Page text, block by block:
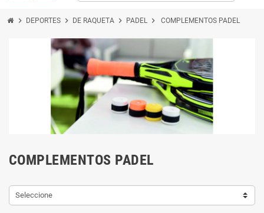
chevron_right DEPORTES chevron_right DE RAQUETA chevron_right PADEL chevron_right COMPLEMENTOS PADEL
COMPLEMENTOS PADEL
Seleccione